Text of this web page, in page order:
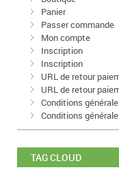
Panier
Passer commande
Mon compte
Inscription
Inscription
URL de retour
URL de retour
Conditions
Conditions
TAG CLOUD